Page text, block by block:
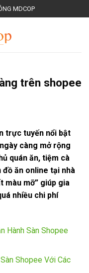
MDCOP
trên shopee
trực tuyến nổi bật
càng mở rộng
quán ăn, tiệm cà
ăn online tại nhà
màu mỡ” giúp gia
nhiều chi phí
Hành Sàn Shopee
Shopee Với Các